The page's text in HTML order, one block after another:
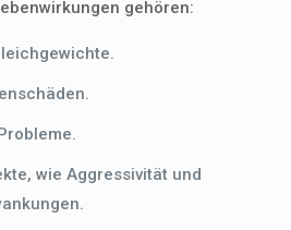
gehören:
wie Aggressivität und